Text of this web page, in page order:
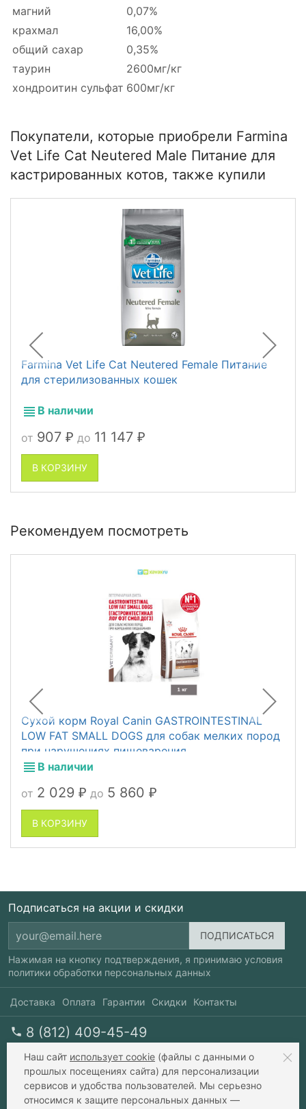
магний
0,07%
крахмал
16,00%
общий сахар
0,35%
таурин
2600мг/кг
хондроитин сульфат 600мг/кг
Покупатели, которые приобрели Farmina
Vet Life Cat Neutered Male Питание для
кастрированных котов, также купили
Farmina Vet Life Cat Neutered Female Питание
для стерилизованных кошек
В наличии
от 907 ₽ до 11 147 ₽
В КОРЗИНУ
Рекомендуем посмотреть
Сухой корм Royal Canin GASTROINTESTINAL
LOW FAT SMALL DOGS для собак мелких пород
при нарушениях пищеварения
В наличии
от 2 029 ₽ до 5 860 ₽
В КОРЗИНУ
Подписаться на акции и скидки
Нажимая на кнопку подтверждения, я принимаю условия
политики обработки персональных данных
Доставка Оплата Гарантии Скидки Контакты
8 (812) 409-45-49
перезвоните мне
пн-пт 10-20, сб 10-17
info@xavax.ru
Наш сайт использует cookie (файлы с данными о
прошлых посещениях сайта) для персонализации
сервисов и удобства пользователей. Мы серьезно
относимся к защите персональных данных —